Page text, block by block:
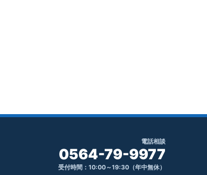
電話相談
0564-79-9977
受付時間：10:00～19:30（年中無休）